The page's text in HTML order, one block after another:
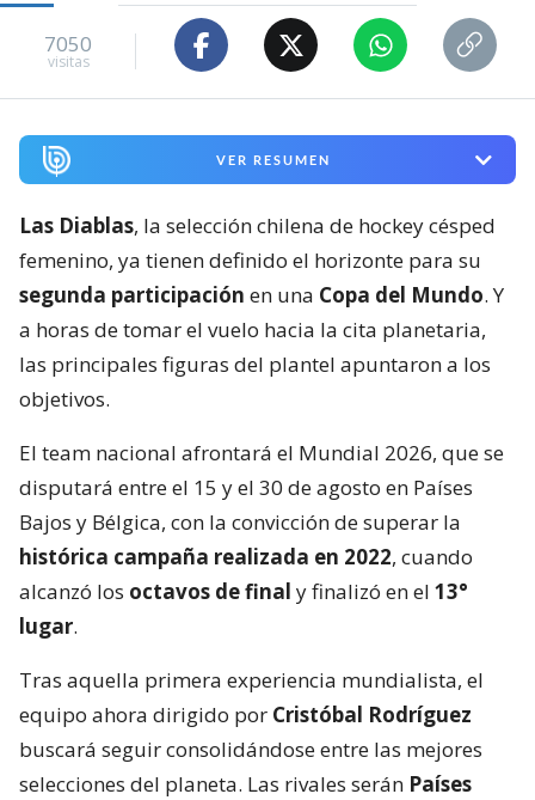
7050
visitas
VER RESUMEN
Las Diablas, la selección chilena de hockey césped
femenino, ya tienen definido el horizonte para su
segunda participación en una Copa del Mundo. Y
a horas de tomar el vuelo hacia la cita planetaria,
las principales figuras del plantel apuntaron a los
objetivos.
El team nacional afrontará el Mundial 2026, que se
disputará entre el 15 y el 30 de agosto en Países
Bajos y Bélgica, con la convicción de superar la
histórica campaña realizada en 2022, cuando
alcanzó los octavos de final y finalizó en el 13°
lugar.
Tras aquella primera experiencia mundialista, el
equipo ahora dirigido por Cristóbal Rodríguez
buscará seguir consolidándose entre las mejores
selecciones del planeta. Las rivales serán Países